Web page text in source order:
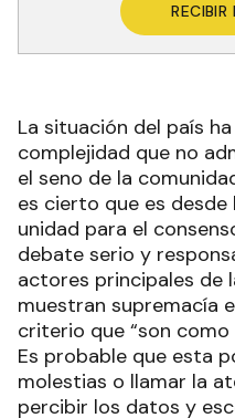
RECIBIR
La situación del país
complejidad que no
el seno de la
es cierto que es
unidad para el
debate serio y
actores principales de
muestran supremacía
criterio que “son como
Es probable que esta
molestias o llamar la
percibir los datos y